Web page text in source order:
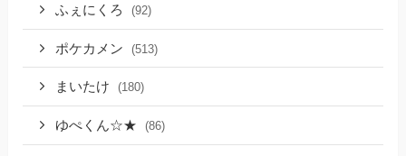
ふぇにくろ (92)
ポケカメン (513)
まいたけ (180)
ゆぺくん☆★ (86)